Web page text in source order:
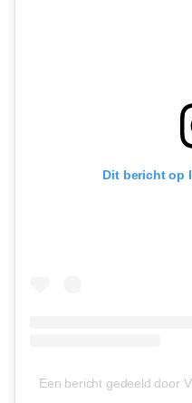
Dit bericht op
Een bericht gedeeld door